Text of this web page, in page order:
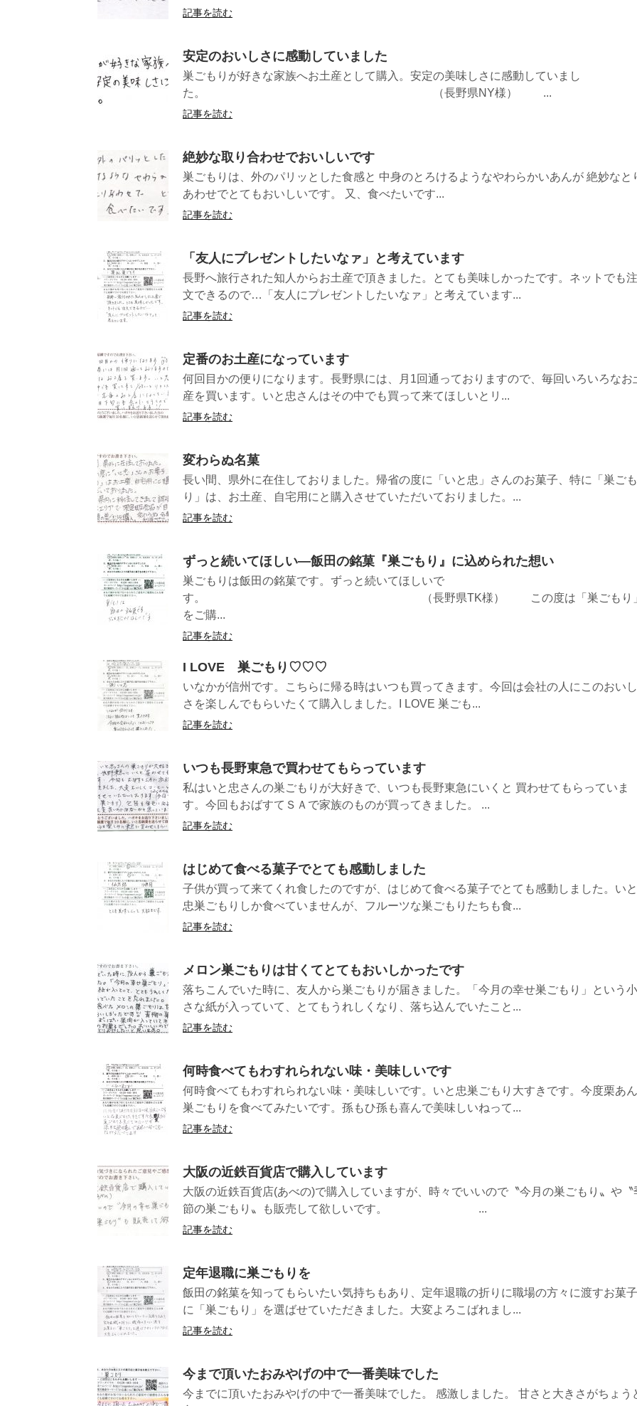
記事を読む
安定のおいしさに感動していました
巣ごもりが好きな家族へお土産として購入。安定の美味しさに感動していまし
た。 （長野県NY様） ...
記事を読む
絶妙な取り合わせでおいしいです
巣ごもりは、外のパリッとした食感と 中身のとろけるようなやわらかいあんが 絶妙なと
あわせでとてもおいしいです。 又、食べたいです...
記事を読む
「友人にプレゼントしたいなァ」と考えています
長野へ旅行された知人からお土産で頂きました。とても美味しかったです。ネットでも注
文できるので…「友人にプレゼントしたいなァ」と考えています...
記事を読む
定番のお土産になっています
何回目かの便りになります。長野県には、月1回通っておりますので、毎回いろいろなお
産を買います。いと忠さんはその中でも買って来てほしいとリ...
記事を読む
変わらぬ名菓
長い間、県外に在住しておりました。帰省の度に「いと忠」さんのお菓子、特に「巣ごも
り」は、お土産、自宅用にと購入させていただいておりました。...
記事を読む
ずっと続いてほしい—飯田の銘菓『巣ごもり』に込められた想い
巣ごもりは飯田の銘菓です。ずっと続いてほしいで
す。 （長野県TK様） この度は「巣ごもり
をご購...
記事を読む
I LOVE 巣ごもり♡♡♡
いなかが信州です。こちらに帰る時はいつも買ってきます。今回は会社の人にこのおいし
さを楽しんでもらいたくて購入しました。I LOVE 巣ごも...
記事を読む
いつも長野東急で買わせてもらっています
私はいと忠さんの巣ごもりが大好きで、いつも長野東急にいくと 買わせてもらっていま
す。今回もおばすてＳＡで家族のものが買ってきました。 ...
記事を読む
はじめて食べる菓子でとても感動しました
子供が買って来てくれ食したのですが、はじめて食べる菓子でとても感動しました。いと
忠巣ごもりしか食べていませんが、フルーツな巣ごもりたちも食...
記事を読む
メロン巣ごもりは甘くてとてもおいしかったです
落ちこんでいた時に、友人から巣ごもりが届きました。「今月の幸せ巣ごもり」という小
さな紙が入っていて、とてもうれしくなり、落ち込んでいたこと...
記事を読む
何時食べてもわすれられない味・美味しいです
何時食べてもわすれられない味・美味しいです。いと忠巣ごもり大すきです。今度栗あん
巣ごもりを食べてみたいです。孫もひ孫も喜んで美味しいねって...
記事を読む
大阪の近鉄百貨店で購入しています
大阪の近鉄百貨店(あべの)で購入していますが、時々でいいので〝今月の巣ごもり〟や〝
節の巣ごもり〟も販売して欲しいです。 ...
記事を読む
定年退職に巣ごもりを
飯田の銘菓を知ってもらいたい気持ちもあり、定年退職の折りに職場の方々に渡すお菓子
に「巣ごもり」を選ばせていただきました。大変よろこばれまし...
記事を読む
今まで頂いたおみやげの中で一番美味でした
今までに頂いたおみやげの中で一番美味でした。 感激しました。 甘さと大きさがちょう